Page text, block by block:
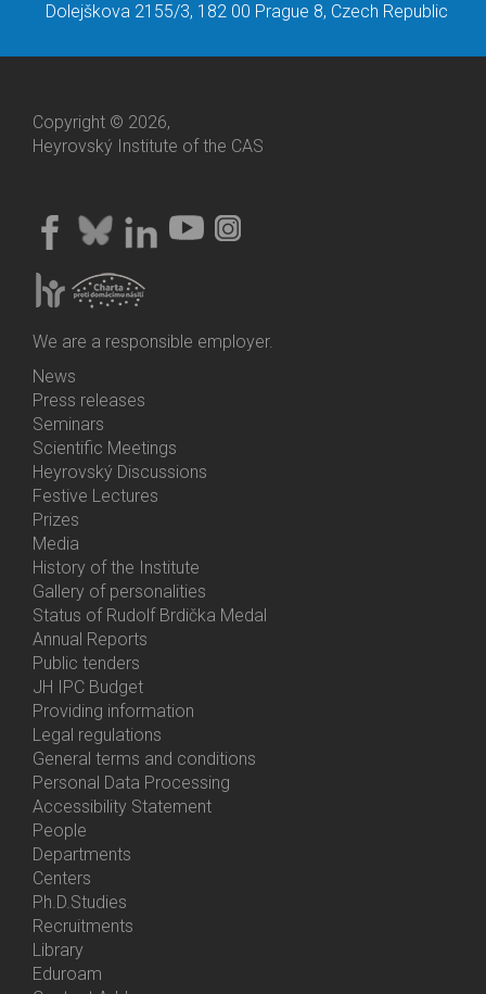
Dolejškova 2155/3, 182 00 Prague 8, Czech Republic
Copyright © 2026,
Heyrovský Institute of the CAS
We are a responsible employer.
Bottom
Menu
Activities
News
Press releases
Seminars
Scientific Meetings
Heyrovský Discussions
Festive Lectures
Prizes
Media
History of the Institute
Gallery of personalities
Status of Rudolf Brdička Medal
Bottom
Menu
About
Us
Annual Reports
Public tenders
JH IPC Budget
Providing information
Legal regulations
General terms and conditions
Personal Data Processing
Accessibility Statement
Bottom
Menu
Contacts
People
Departments
Centers
Ph.D.Studies
Recruitments
Library
Eduroam